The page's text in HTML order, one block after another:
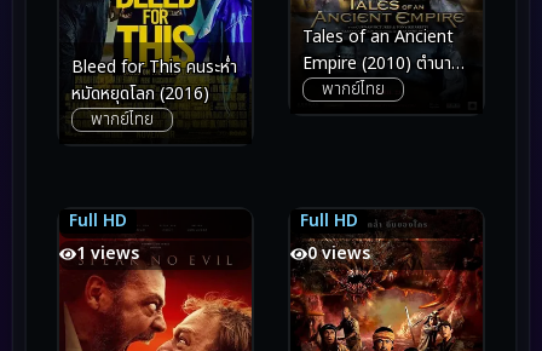
Bleed for This คนระห่ำ
หมัดหยุดโลก (2016)
พากย์ไทย
Tales of an Ancient
Empire (2010) ตำนาน
พิทักษ์อาณาจักรโบราณ
พากย์ไทย
Full HD
5.9
1 views
5.9 Full HD
5.2
0 views
5.2